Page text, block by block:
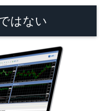
はない